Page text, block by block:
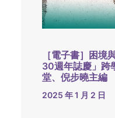
［電子書］困境
30週年誌慶」跨
堂、倪步曉主編
2025 年 1 月 2 日